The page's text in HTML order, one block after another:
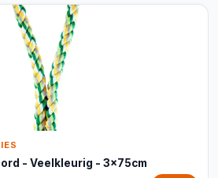
- Veelkleurig - 3x75cm